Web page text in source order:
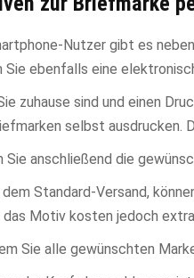
Nutzer gibt es
Sie ebenfalls eine
zuhause sind und einen
selbst ausdrucken.
Sie anschließend die
dem Standard-Versand,
das Motiv kosten jedoch
Sie alle gewünschten